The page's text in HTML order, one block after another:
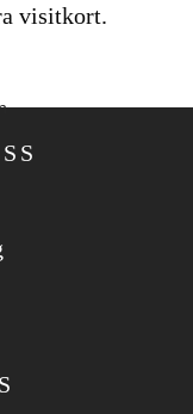
visitkort.